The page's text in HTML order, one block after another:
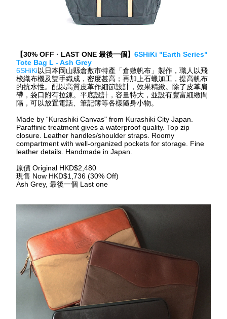
【30% OFF · LAST ONE 最後一個】 6SHiKi "Earth Series"
Tote Bag L - Ash Grey
6SHiKi以日本岡山縣倉敷市特產「倉敷帆布」製作，職人以飛
梭織布機及雙手織成，密度甚高；再加上石蠟加工，提高帆布
的抗水性。配以高質皮革作細節設計，效果精緻。除了皮革肩
帶，袋口附有拉錬。平底設計，容量特大，並設有豐富細緻間
隔，可以放置電話、筆記簿等各樣隨身小物。
Made by “Kurashiki Canvas" from Kurashiki City Japan.
Paraffinic treatment gives a waterproof quality. Top zip
closure. Leather handles/shoulder straps. Roomy
compartment with well-organized pockets for storage. Fine
leather details. Handmade in Japan.
原價 Original HKD$2,480
現售 Now HKD$1,736 (30% Off)
Ash Grey, 最後一個 Last one